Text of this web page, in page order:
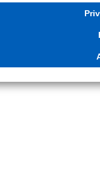
in ourPrivacy Policyor the